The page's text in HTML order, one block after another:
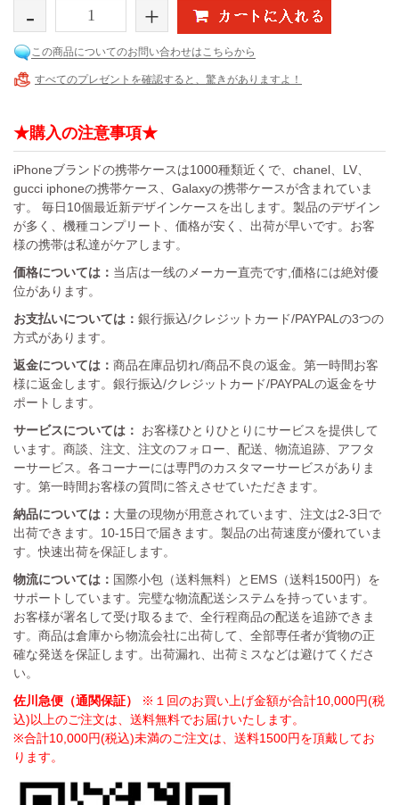
- +
この商品についてのお問い合わせはこちらから
すべてのプレゼントを確認すると、驚きがありますよ！
★購入の注意事項★
iPhoneブランドの携帯ケースは1000種類近くで、chanel、LV、
gucci iphoneの携帯ケース、Galaxyの携帯ケースが含まれていま
す。 毎日10個最近新デザインケースを出します。製品のデザイン
が多く、機種コンプリート、価格が安く、出荷が早いです。お客
様の携帯は私達がケアします。
価格については： 当店は一线のメーカー直売です,価格には絶対優
位があります。
お支払いについては： 銀行振込/クレジットカード/PAYPALの3つの
方式があります。
返金については： 商品在庫品切れ/商品不良の返金。第一時間お客
様に返金します。銀行振込/クレジットカード/PAYPALの返金をサ
ポートします。
サービスについては：
お客様ひとりひとりにサービスを提供して
います。商談、注文、注文のフォロー、配送、物流追跡、アフタ
ーサービス。各コーナーには専門のカスタマーサービスがありま
す。第一時間お客様の質問に答えさせていただきます。
納品については： 大量の現物が用意されています、注文は2-3日で
出荷できます。10-15日で届きます。製品の出荷速度が優れていま
す。快速出荷を保証します。
物流については： 国際小包（送料無料）とEMS（送料1500円）を
サポートしています。完璧な物流配送システムを持っています。
お客様が署名して受け取るまで、全行程商品の配送を追跡できま
す。商品は倉庫から物流会社に出荷して、全部専任者が貨物の正
確な発送を保証します。出荷漏れ、出荷ミスなどは避けてくださ
い。
佐川急便（通関保証）
※１回のお買い上げ金額が合計10,000円(税
込)以上のご注文は、送料無料でお届けいたします。
※合計10,000円(税込)未満のご注文は、送料1500円を頂戴してお
ります。